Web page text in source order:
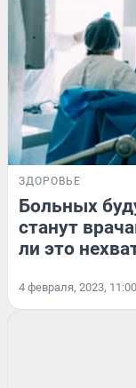
ЗДОРОВЬЕ
Больных
станут
ли это
4 февраля, 2023, 11:00